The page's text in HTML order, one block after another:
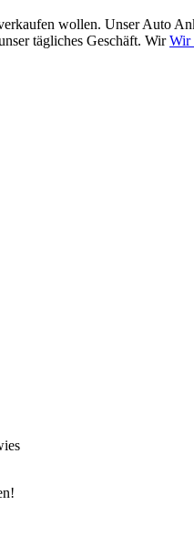
wollen. Unser Auto
tägliches Geschäft. WirWir